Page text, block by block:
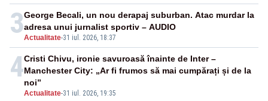
3Actualitate-31 iul. 2026, 18:37
George Becali, un nou derapaj suburban. Atac murdar la
adresa unui jurnalist sportiv – AUDIO
4
Actualitate-31 iul. 2026, 19:35
Cristi Chivu, ironie savuroasă înainte de Inter –
Manchester City: „Ar fi frumos să mai cumpărați și de la
noi”